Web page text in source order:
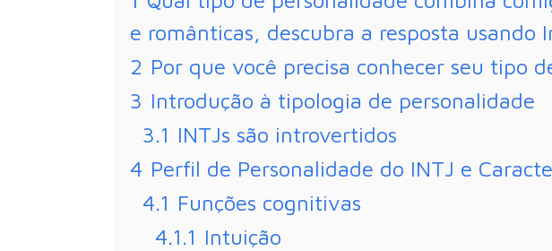
e românticas, descubra a resposta usando
2 Por que você precisa conhecer seu tipo
3 Introdução à tipologia de personalidade
3.1 INTJs são introvertidos
4 Perfil de Personalidade do INTJ e
4.1 Funções cognitivas
4.1.1 Intuição